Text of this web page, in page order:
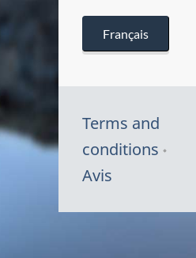
Français
Terms and
conditions
Avis